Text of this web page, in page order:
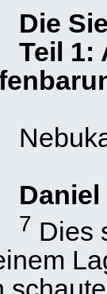
Die
Teil 1:
Daniel
7 Dies